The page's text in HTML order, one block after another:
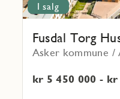
I salg
Fusdal Torg
Asker kommune /
kr 5 450 000 - kr